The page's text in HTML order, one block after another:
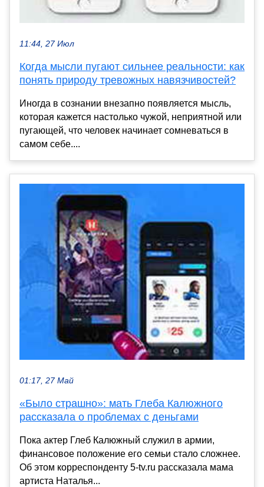
11:44, 27 Июл
Когда мысли пугают сильнее реальности: как
понять природу тревожных навязчивостей?
Иногда в сознании внезапно появляется мысль,
которая кажется настолько чужой, неприятной или
пугающей, что человек начинает сомневаться в
самом себе....
01:17, 27 Май
«Было страшно»: мать Глеба Калюжного
рассказала о проблемах с деньгами
Пока актер Глеб Калюжный служил в армии,
финансовое положение его семьи стало сложнее.
Об этом корреспонденту 5-tv.ru рассказала мама
артиста Наталья...